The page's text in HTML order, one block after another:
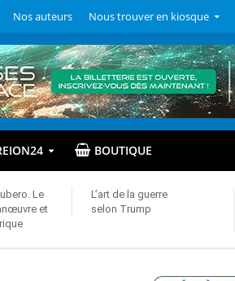
Nos auteurs Nous trouver en kiosque
BOUTIQUE
Le
et
L’art de la guerre
selon Trump